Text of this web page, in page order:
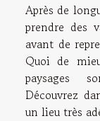
Après de
prendre des
avant de
Quoi de
paysages
Découvrez
un lieu très